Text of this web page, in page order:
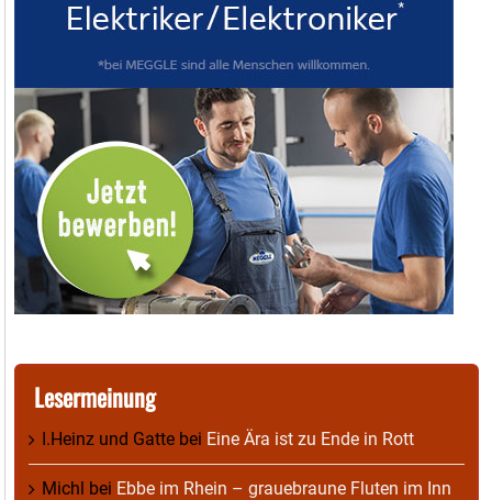
Lesermeinung
I.Heinz und Gatte bei Eine Ära ist zu Ende in Rott
Michl bei Ebbe im Rhein – grauebraune Fluten im Inn